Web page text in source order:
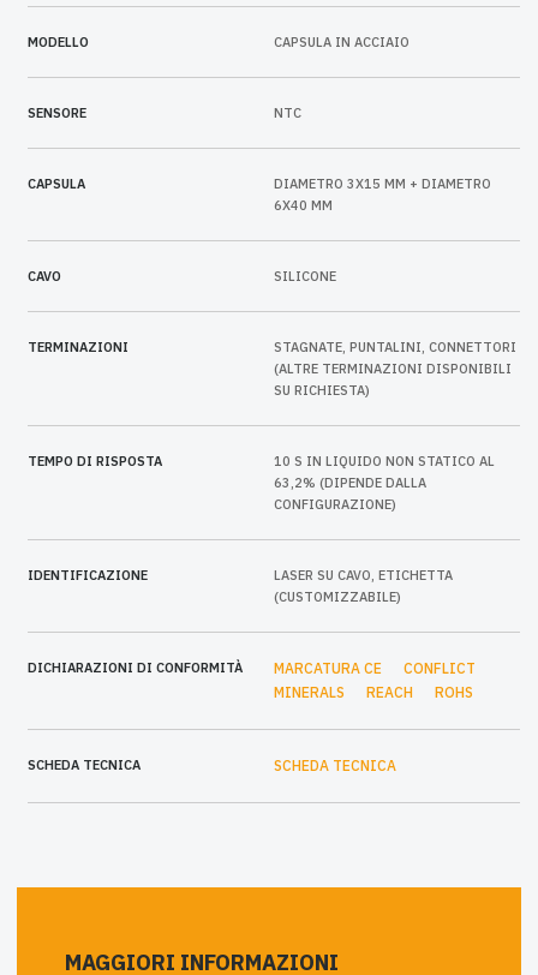
MODELLO CAPSULA IN ACCIAIO
SENSORE NTC
CAPSULA
DIAMETRO 3X15 MM + DIAMETRO
6X40 MM
CAVO SILICONE
TERMINAZIONI
STAGNATE, PUNTALINI, CONNETTORI
(ALTRE TERMINAZIONI DISPONIBILI
SU RICHIESTA)
TEMPO DI RISPOSTA
10 S IN LIQUIDO NON STATICO AL
63,2% (DIPENDE DALLA
CONFIGURAZIONE)
IDENTIFICAZIONE
LASER SU CAVO, ETICHETTA
(CUSTOMIZZABILE)
DICHIARAZIONI DI CONFORMITÀ MARCATURA CE
CONFLICT
MINERALS
REACH ROHS
SCHEDA TECNICA SCHEDA TECNICA
MAGGIORI INFORMAZIONI